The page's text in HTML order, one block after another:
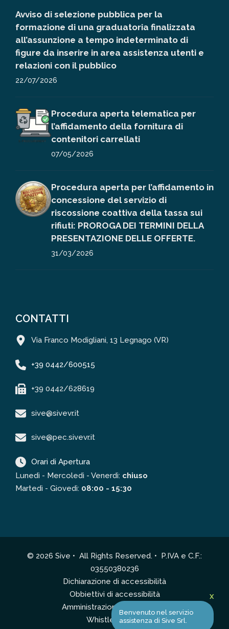
Avviso di selezione pubblica per la
formazione di una graduatoria finalizzata
all’assunzione a tempo indeterminato di
figure da inserire in area assistenza utenti e
relazioni con il pubblico
22/07/2026
Procedura aperta telematica per
l’affidamento della fornitura di
contenitori carrellati
07/05/2026
Procedura aperta per l’affidamento in
concessione del servizio di
riscossione coattiva della tassa sui
rifiuti: PROROGA DEI TERMINI DELLA
PRESENTAZIONE DELLE OFFERTE.
31/03/2026
CONTATTI
Via Franco Modigliani, 13 Legnago (VR)
+39 0442/600515
+39 0442/628619
sive@sivevr.it
sive@pec.sivevr.it
Orari di Apertura
Lunedì - Mercoledì - Venerdì: chiuso
Martedì - Giovedì: 08:00 - 15:30
© 2026 Sive • All Rights Reserved. • P.IVA e C.F.:
03550380236
Dichiarazione di accessibilità
Obbiettivi di accessibilità
Amministrazione Trasparente
Whistleblowing
X
Benvenuto nel servizio
assistenza di Sive Srl.